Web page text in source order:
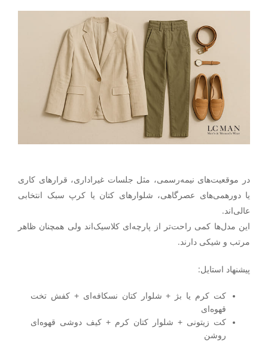
در موقعیت‌های نیمه‌رسمی، مثل جلسات غیراداری، قرارهای کاری
یا دورهمی‌های عصرگاهی، شلوارهای کتان یا کرپ سبک انتخابی
عالی‌اند.
این مدل‌ها کمی راحت‌تر از پارچه‌ای کلاسیک‌اند ولی همچنان ظاهر
مرتب و شیکی دارند.
پیشنهاد استایل:
کت کرم یا بژ + شلوار کتان نسکافه‌ای + کفش تخت
قهوه‌ای
کت زیتونی + شلوار کتان کرم + کیف دوشی قهوه‌ای
روشن